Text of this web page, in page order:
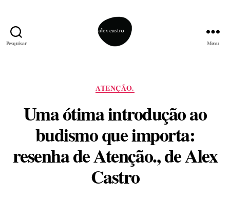
Pesquisar Menu
Categorias
ATENÇÃO.
Uma ótima introdução ao
budismo que importa:
resenha de Atenção., de Alex
Castro